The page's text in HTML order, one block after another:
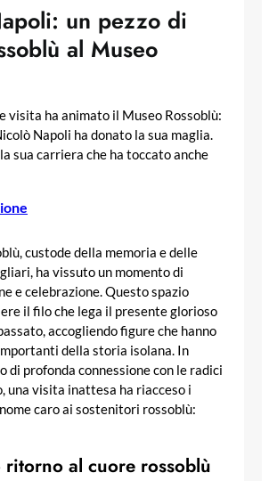
un pezzo di
al Museo
visita ha animato il Museo Rossoblù:
Napoli ha donato la sua maglia.
sua carriera che ha toccato anche
custode della memoria e delle
ha vissuto un momento di
e celebrazione. Questo spazio
il filo che lega il presente glorioso
accogliendo figure che hanno
della storia isolana. In
di profonda connessione con le radici
una visita inattesa ha riacceso i
caro ai sostenitori rossoblù:
al cuore rossoblù